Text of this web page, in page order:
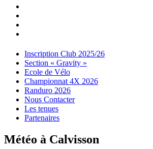
Menu
Widgets
Recherche
Aller
contenu
Inscription Club 2025/26
Section « Gravity »
Ecole de Vélo
Championnat 4X 2026
Randuro 2026
Nous Contacter
Les tenues
Partenaires
Météo à Calvisson